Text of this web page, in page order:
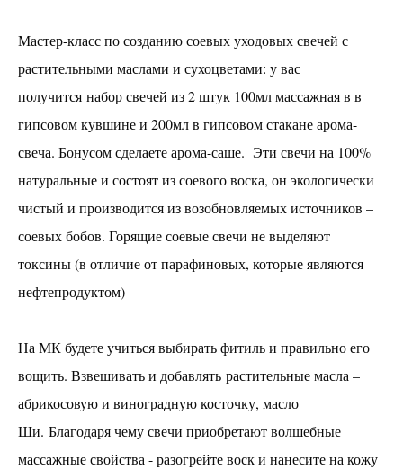
Ботанический барельеф
Броши из дерева с росписью акрилом и покрытием
из эпоксидной смолы
Декор деревянных предметов
основе
Декупаж
СВЕЧИ ИЗ НАТУРАЛЬНОЙ ВОЩИНЫ
СОЕВЫЕ УХОДОВЫЕ СВЕЧИ
Плетение из бумажной лозы
КОМПОЗИЦИЯ ИЗ СУХОЦВЕТОВ В СТЕКЛЯННОМ
КЛОШЕ
Шерстная акварель
Создание мозаики из витражного стекла
Мастер-класс по созданию соевых уходовых свечей с
растительными маслами и сухоцветами: у вас
получится набор свечей из 2 штук 100мл массажная в в
гипсовом кувшине и 200мл в гипсовом стакане арома-
свеча. Бонусом сделаете арома-саше. Эти свечи на 100%
натуральные и состоят из соевого воска, он экологически
чистый и производится из возобновляемых источников –
соевых бобов. Горящие соевые свечи не выделяют
токсины (в отличие от парафиновых, которые являются
нефтепродуктом)
На МК будете учиться выбирать фитиль и правильно его
вощить. Взвешивать и добавлять растительные масла –
абрикосовую и виноградную косточку, масло
Ши. Благодаря чему свечи приобретают волшебные
массажные свойства - разогрейте воск и нанесите на кожу